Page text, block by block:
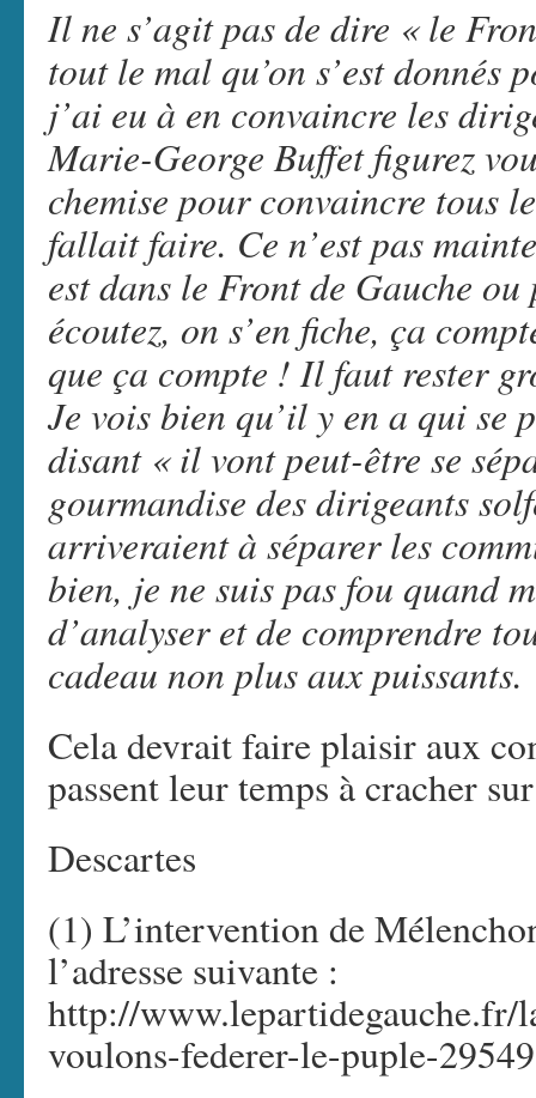
Il ne s’agit pas de dire « le
tout le mal qu’on s’est
j’ai eu à en convaincre les
Marie-George Buffet figurez
chemise pour convaincre tous
fallait faire. Ce n’est pas
est dans le Front de Gauche ou
écoutez, on s’en fiche, ça
que ça compte ! Il faut rester
Je vois bien qu’il y en a qui se
disant « il vont peut-être se
gourmandise des dirigeants
arriveraient à séparer les
bien, je ne suis pas fou quand
d’analyser et de comprendre
cadeau non plus aux puissants.
Cela devrait faire plaisir aux
passent leur temps à cracher
Descartes
(1) L’intervention de
l’adresse suivante :
http://www.lepartidegauche.fr/
voulons-federer-le-puple-29549